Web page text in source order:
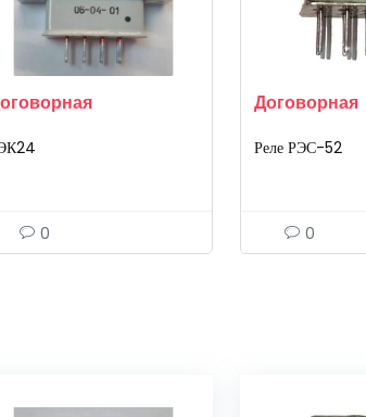
0
Договорная
Реле РЭС-52
0